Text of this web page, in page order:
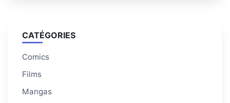
CATÉGORIES
Comics
Films
Mangas